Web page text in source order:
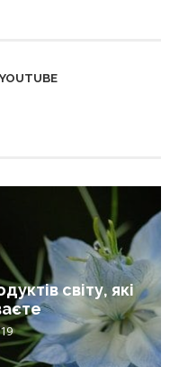
YOUTUBE
світу, які